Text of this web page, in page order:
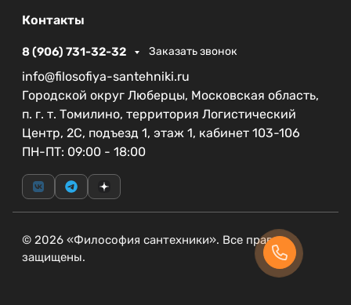
Контакты
8 (906) 731-32-32 Заказать звонок
info@filosofiya-santehniki.ru
Городской округ Люберцы, Московская область,
п. г. т. Томилино, территория Логистический
Центр, 2С, подъезд 1, этаж 1, кабинет 103-106
ПН-ПТ: 09:00 - 18:00
© 2026 «Философия сантехники». Все права
защищены.